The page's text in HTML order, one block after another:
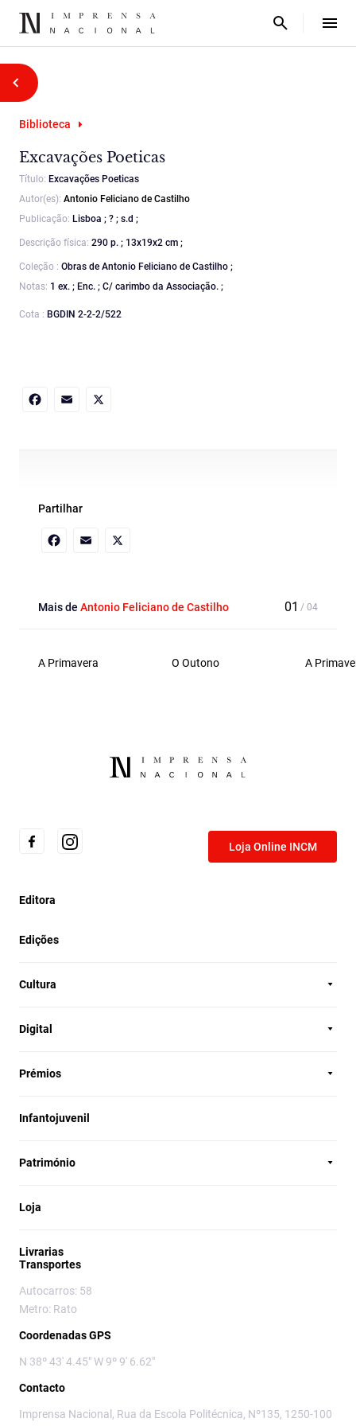
Biblioteca
Excavações Poeticas
Título: Excavações Poeticas
Autor(es): Antonio Feliciano de Castilho
Publicação: Lisboa ; ? ; s.d ;
Descrição física: 290 p. ; 13x19x2 cm ;
Coleção : Obras de Antonio Feliciano de Castilho ;
Notas: 1 ex. ; Enc. ; C/ carimbo da Associação. ;
Cota : BGDIN 2-2-2/522
Partilhar
Mais de Antonio Feliciano de Castilho
A Primavera O Outono A
Loja Online INCM
Editora
Edições
Cultura
Digital
Prémios
Infantojuvenil
Património
Loja
Livrarias
Transportes
Autocarros: 58
Metro: Rato
Coordenadas GPS
N 38º 43' 4.45" W 9º 9' 6.62"
Contacto
Imprensa Nacional, Rua da Escola Politécnica, Nº135, 1250-100